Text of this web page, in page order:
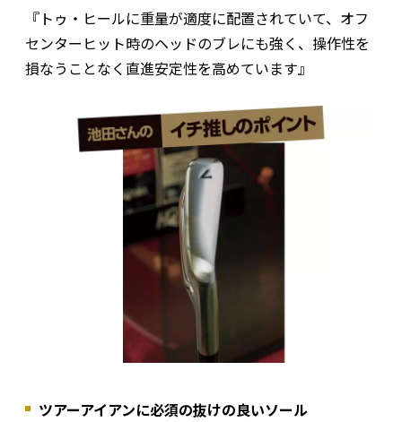
『トゥ・ヒールに重量が適度に配置されていて、オフ
センターヒット時のヘッドのブレにも強く、操作性を
損なうことなく直進安定性を高めています』
ツアーアイアンに必須の抜けの良いソール